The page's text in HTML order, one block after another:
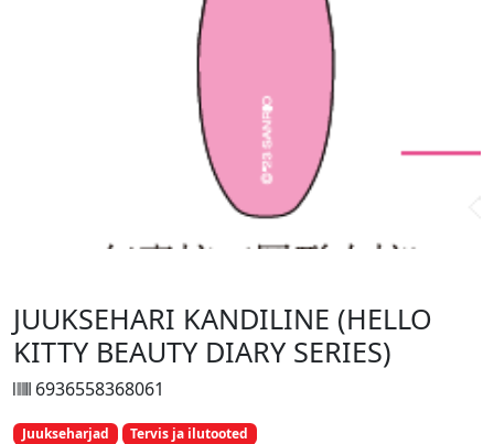
JUUKSEHARI KANDILINE (HELLO
KITTY BEAUTY DIARY SERIES)
6936558368061
Juukseharjad Tervis ja ilutooted